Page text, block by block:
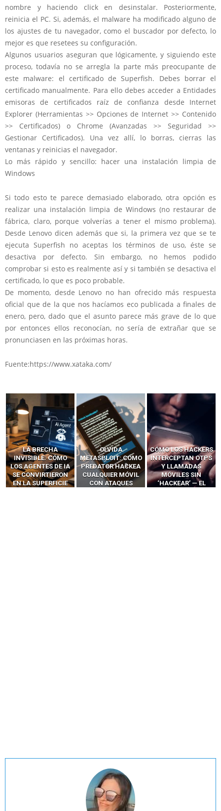
nombre y haciendo click en desinstalar. Posteriormente,
reinicia el PC. Si, además, el malware ha modificado alguno de
los ajustes de tu navegador, como el buscador por defecto, lo
mejor es que resetees su configuración.
Algunos usuarios aseguran que lógicamente, y siguiendo este
proceso, todavía no se arregla la parte más preocupante de
este malware: el certificado de Superfish. Debes borrar el
certificado manualmente. Para ello debes acceder a Entidades
emisoras de certificados raíz de confianza desde Internet
Explorer (Herramientas >> Opciones de Internet >> Contenido
>> Certificados) o Chrome (Avanzadas >> Seguridad >>
Gestionar Certificados). Una vez allí, lo borras, cierras las
ventanas y reinicias el navegador.
Lo más rápido y sencillo: hacer una instalación limpia de
Windows
Si todo esto te parece demasiado elaborado, otra opción es
realizar una instalación limpia de Windows (no restaurar de
fábrica, claro, porque volverías a tener el mismo problema).
Desde Lenovo dicen además que si, la primera vez que se te
ejecuta Superfish no aceptas los términos de uso, éste se
desactiva por defecto. Sin embargo, no hemos podido
comprobar si esto es realmente así y si también se desactiva el
certificado, lo que es poco probable.
De momento, desde Lenovo no han ofrecido más respuesta
oficial que de la que nos hacíamos eco publicada a finales de
enero, pero, dado que el asunto parece más grave de lo que
por entonces ellos reconocían, no sería de extrañar que se
pronunciasen en las próximas horas.
Fuente:https://www.xataka.com/
LA BRECHA
INVISIBLE: CÓMO
LOS AGENTES DE IA
SE CONVIRTIERON
EN LA SUPERFICIE
OLVIDA
METASPLOIT: CÓMO
PREDATOR HACKEA
CUALQUIER MÓVIL
CON ATAQUES
CÓMO LOS HACKERS
INTERCEPTAN OTPS
Y LLAMADAS
MÓVILES SIN
‘HACKEAR’ — EL